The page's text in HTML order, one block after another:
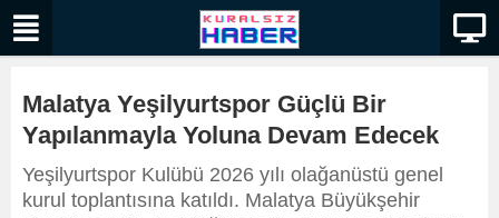
Malatya Yeşilyurtspor Güçlü Bir
Yapılanmayla Yoluna Devam Edecek
Yeşilyurtspor Kulübü 2026 yılı olağanüstü genel
kurul toplantısına katıldı. Malatya Büyükşehir